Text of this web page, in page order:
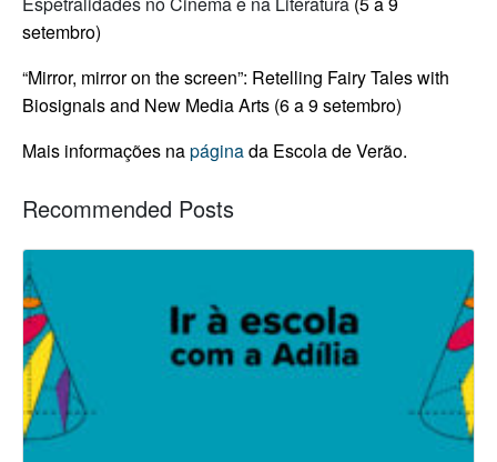
setembro)
“Mirror, mirror on the screen”: Retelling Fairy Tales with
Biosignals and New Media Arts (6 a 9 setembro)
Mais informações napáginada Escola de Verão.
Recommended Posts